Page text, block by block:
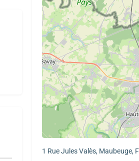
1 Rue Jules Valès, Maubeuge,